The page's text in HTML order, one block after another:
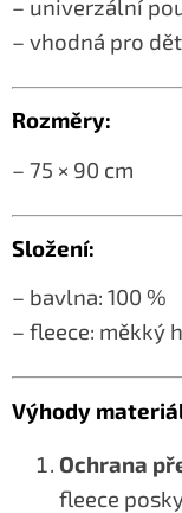
– univerzální
– vhodná pro
Rozměry:
– 75 × 90 cm
Složení:
– bavlna: 100 %
– fleece: měkký
Výhody
Ochrana
fleece